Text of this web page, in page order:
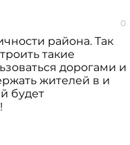
0
района. Так
такие
дорогами и
жителей в и
будет